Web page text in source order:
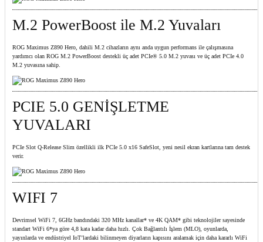
M.2 PowerBoost ile M.2 Yuvaları
ROG Maximus Z890 Hero, dahili M.2 cihazların aynı anda uygun performans ile çalışmasına
yardımcı olan ROG M.2 PowerBoost destekli üç adet PCIe® 5.0 M.2 yuvası ve üç adet PCIe 4.0
M.2 yuvasına sahip.
PCIE 5.0 GENİŞLETME
YUVALARI
PCIe Slot Q-Release Slim özellikli ilk PCIe 5.0 x16 SafeSlot, yeni nesil ekran kartlarına tam destek
verir.
WIFI 7
Devrimsel WiFi 7, 6GHz bandındaki 320 MHz kanallar* ve 4K QAM* gibi teknolojiler sayesinde
standart WiFi 6*ya göre 4,8 kata kadar daha hızlı. Çok Bağlantılı İşlem (MLO), oyunlarda,
yayınlarda ve endüstriyel IoT’lardaki bilinmeyen diyarların kapısını aralamak için daha kararlı WiFi